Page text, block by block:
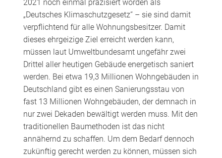
2021 noch einmal präzisiert worden als
„Deutsches Klimaschutzgesetz“ – sie sind damit
verpflichtend für alle Wohnungsbesitzer. Damit
dieses ehrgeizige Ziel erreicht werden kann,
müssen laut Umweltbundesamt ungefähr zwei
Drittel aller heutigen Gebäude energetisch saniert
werden. Bei etwa 19,3 Millionen Wohngebäuden in
Deutschland gibt es einen Sanierungsstau von
fast 13 Millionen Wohngebäuden, der demnach in
nur zwei Dekaden bewältigt werden muss. Mit den
traditionellen Baumethoden ist das nicht
annähernd zu schaffen. Um dem Bedarf dennoch
zukünftig gerecht werden zu können, müssen sich